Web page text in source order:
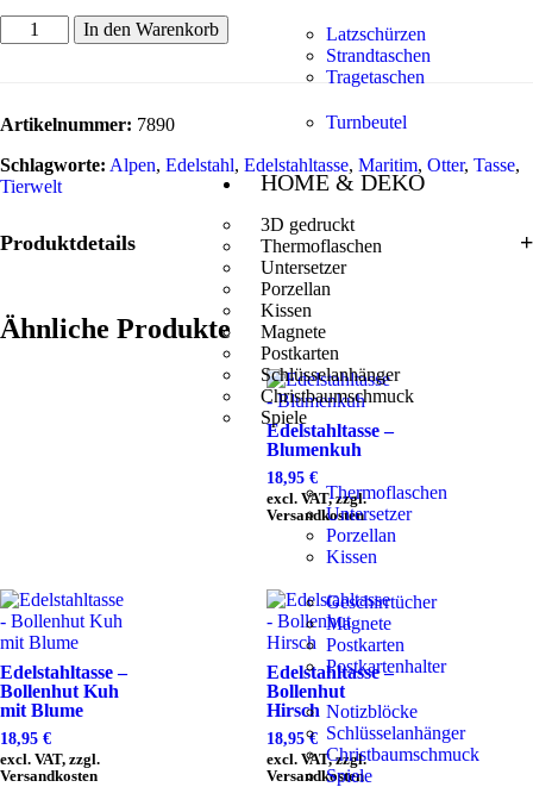
Latzschürzen
Strandtaschen
Tragetaschen
Turnbeutel
HOME & DEKO
3D gedruckt
Thermoflaschen
Untersetzer
Porzellan
Kissen
Magnete
Postkarten
Schlüsselanhänger
Christbaumschmuck
Spiele
Thermoflaschen
Untersetzer
Porzellan
Kissen
Geschirrtücher
Magnete
Postkarten
Postkartenhalter
Notizblöcke
Schlüsselanhänger
Christbaumschmuck
Spiele
In den Warenkorb
Artikelnummer: 7890
Schlagworte: Alpen, Edelstahl, Edelstahltasse, Maritim, Otter, Tasse,
Tierwelt
Produktdetails
Ähnliche Produkte
Edelstahltasse –
Blumenkuh
18,95 €
excl. VAT, zzgl.
Versandkosten
Edelstahltasse –
Bollenhut Kuh
mit Blume
18,95 €
excl. VAT, zzgl.
Versandkosten
Edelstahltasse –
Bollenhut
Hirsch
18,95€
excl. VAT, zzgl.
Versandkosten